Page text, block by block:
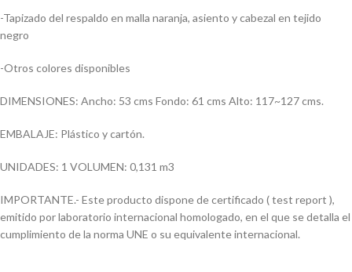
-Tapizado del respaldo en malla naranja, asiento y cabezal en tejido
negro
-Otros colores disponibles
DIMENSIONES: Ancho: 53 cms Fondo: 61 cms Alto: 117~127 cms.
EMBALAJE: Plástico y cartón.
UNIDADES: 1 VOLUMEN: 0,131 m3
IMPORTANTE.- Este producto dispone de certificado ( test report ),
emitido por laboratorio internacional homologado, en el que se detalla el
cumplimiento de la norma UNE o su equivalente internacional.